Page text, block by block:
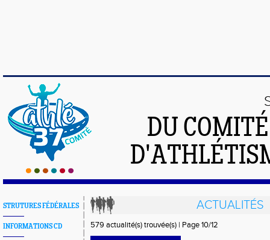
DU
STRUTURES FÉDÉRALES
INFORMATIONS CD
ACTUALITÉS
579 actualité(s) trouvée(s) | Page 10/12